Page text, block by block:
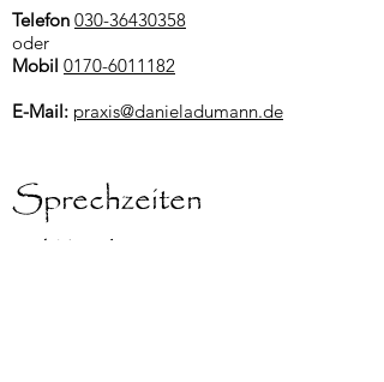
Telefon 030-36430358
oder
Mobil 0170-6011182
E-Mail: praxis@danieladumann.de
Sprechzeiten
nach Vereinbarung